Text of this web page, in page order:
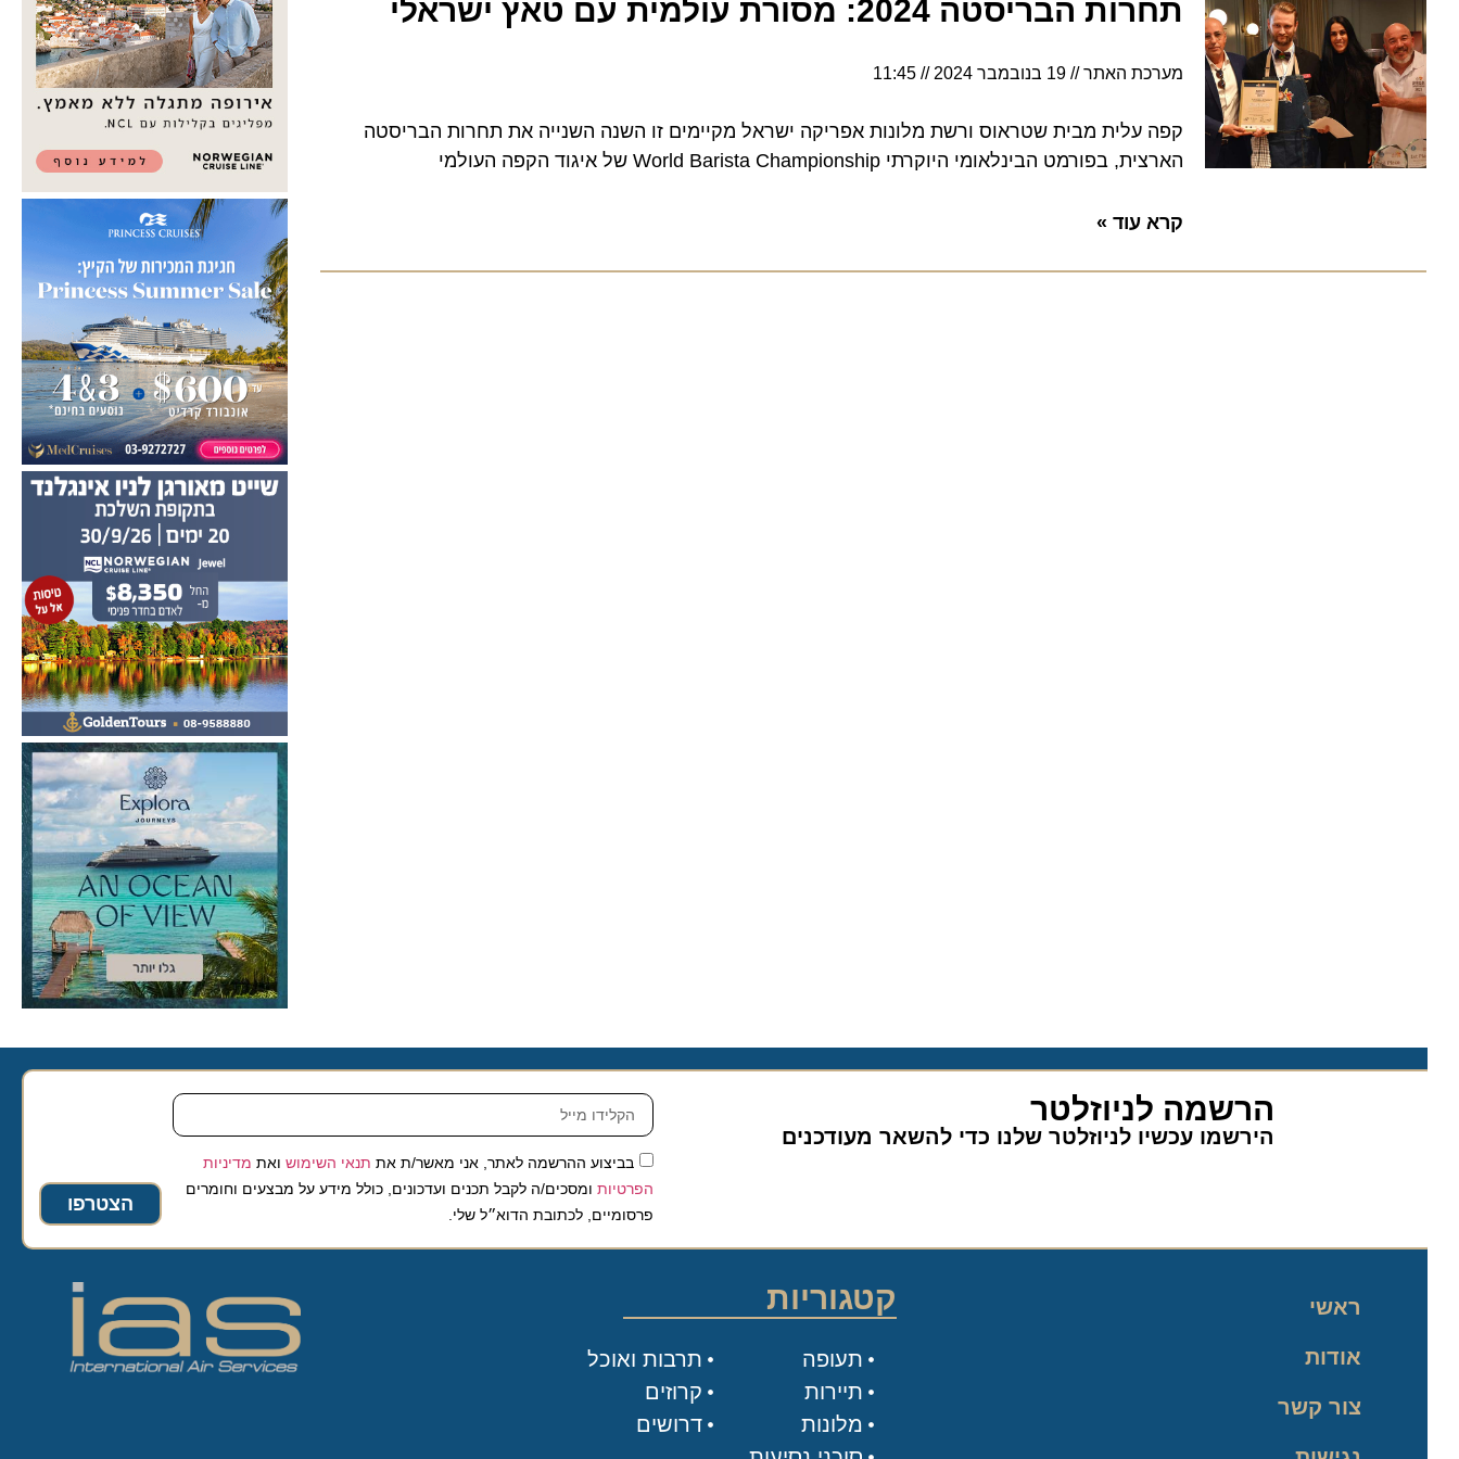
תחרות הבריסטה 2024: מסורת עולמית עם טאץ ישראלי
מערכת האתר 19 בנובמבר 2024 11:45
קפה עלית מבית שטראוס ורשת מלונות אפריקה ישראל מקיימים זו השנה השנייה את תחרות הבריסטה
הארצית, בפורמט הבינלאומי היוקרתי World Barista Championship של איגוד הקפה העולמי
קרא עוד »
הרשמה לניוזלטר
הירשמו עכשיו לניוזלטר שלנו כדי להשאר מעודכנים
בביצוע ההרשמה לאתר, אני מאשר/ת אתתנאי השימושואת מדיניות
הפרטיותומסכים/ה לקבל תכנים ועדכונים, כולל מידע על מבצעים וחומרים
פרסומיים, לכתובת הדוא״ל שלי.
הצטרפו
ראשי
אודות
צור קשר
קטגוריות
תעופה
תיירות
מלונות
תרבות ואוכל
קרוזים
דרושים